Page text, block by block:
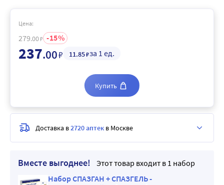
Вместе выгоднее!
Этот товар входит в 1 набор
Набор СПАЗГАН + СПАЗГЕЛЬ -
Цена:
279.00₽ 15
237.00₽ 11.85₽за 1 ед.
Купить
Доставка в2720 аптек в Москве